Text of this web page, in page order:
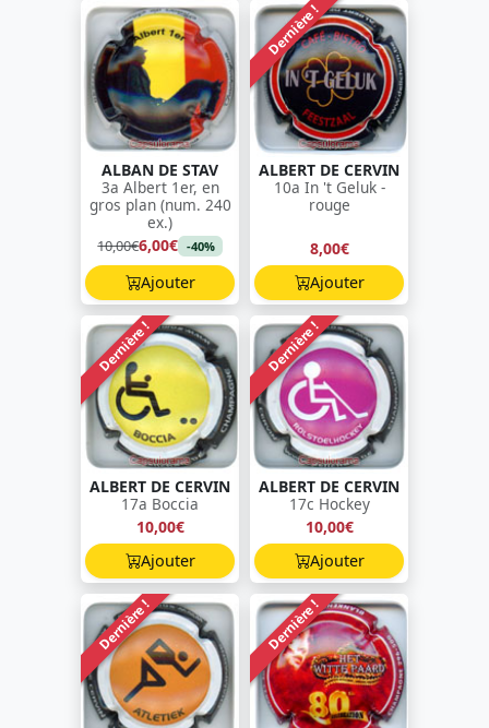
ALBAN DE STAV
3a Albert 1er, en
gros plan (num. 240
ex.)
10,00€6,00€ -40%
Ajouter
Dernière !
ALBERT DE CERVIN
10a In 't Geluk -
rouge
8,00€
Ajouter
Dernière !
ALBERT DE CERVIN
17a Boccia
10,00€
Ajouter
Dernière !
ALBERT DE CERVIN
17c Hockey
10,00€
Ajouter
Dernière ! Dernière !